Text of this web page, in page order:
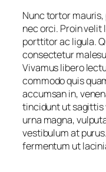
Nunc tortor
nec orci. Proin
porttitor ac ligula.
consectetur
Vivamus libero
commodo quis
accumsan in,
tincidunt ut sagittis
urna magna,
vestibulum at
fermentum ut